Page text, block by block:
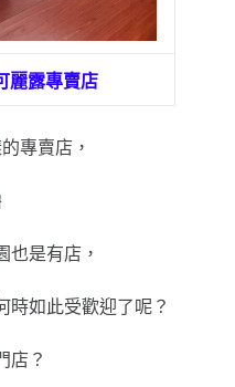
麗露專賣店
專賣店，
也是有店，
時如此受歡迎了呢？
店？